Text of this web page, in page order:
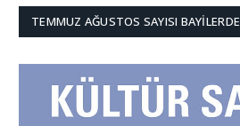
TEMMUZ AĞUSTOS SAYISI BAYILERDE